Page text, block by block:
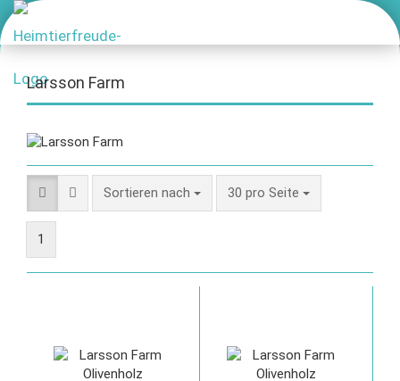
Larsson Farm
Sortieren nach 30 pro Seite
1